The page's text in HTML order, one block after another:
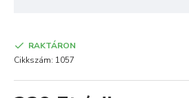
RAKTÁRON
Cikkszám: 1057